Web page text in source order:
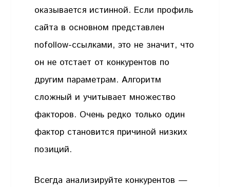
оказывается истинной. Если профиль
сайта в основном представлен
nofollow-ссылками, это не значит, что
он не отстает от конкурентов по
другим параметрам. Алгоритм
сложный и учитывает множество
факторов. Очень редко только один
фактор становится причиной низких
позиций.
Всегда анализируйте конкурентов —